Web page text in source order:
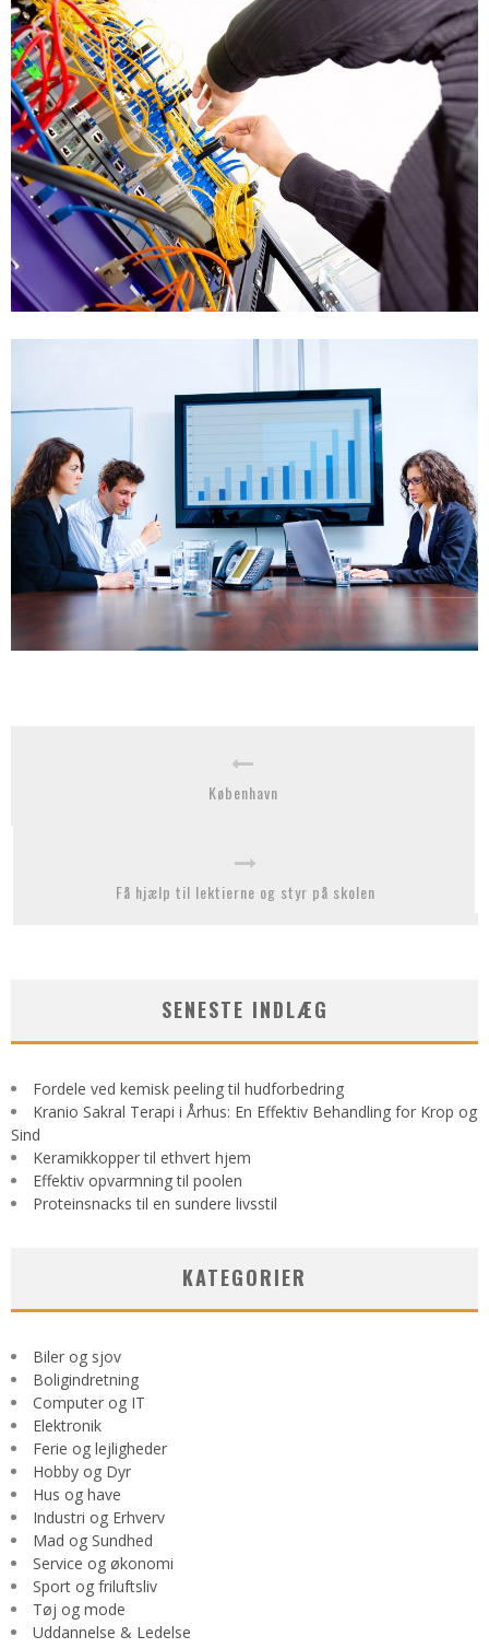
København
Få hjælp til lektierne og styr på skolen
SENESTE INDLÆG
Fordele ved kemisk peeling til hudforbedring
Kranio Sakral Terapi i Århus: En Effektiv Behandling for Krop og
Sind
Keramikkopper til ethvert hjem
Effektiv opvarmning til poolen
Proteinsnacks til en sundere livsstil
KATEGORIER
Biler og sjov
Boligindretning
Computer og IT
Elektronik
Ferie og lejligheder
Hobby og Dyr
Hus og have
Industri og Erhverv
Mad og Sundhed
Service og økonomi
Sport og friluftsliv
Tøj og mode
Uddannelse & Ledelse